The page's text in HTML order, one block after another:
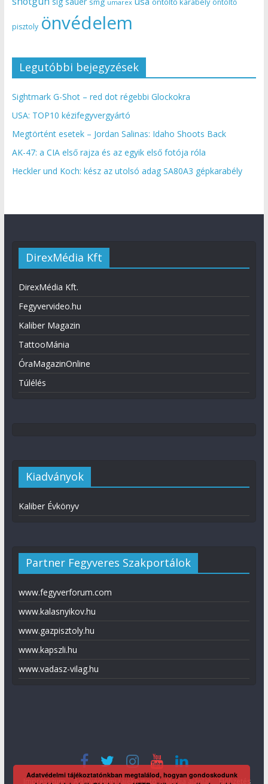
umarex öntöltő
pisztoly önvédelem
Legutóbbi bejegyzések
Sightmark G-Shot – red dot régebbi Glockokra
USA: TOP10 kézifegyvergyártó
Megtörtént esetek – Jordan Salinas: Idaho Shoots Back
AK-47: a CIA első rajza és az egyik első fotója róla
Heckler und Koch: kész az utolsó adag SA80A3 gépkarabély
DirexMédia Kft
DirexMédia Kft.
Fegyvervideo.hu
Kaliber Magazin
TattooMánia
ÓraMagazinOnline
Túlélés
Kiadványok
Kaliber Évkönyv
Partner Fegyveres Szakportálok
www.fegyverforum.com
www.kalasnyikov.hu
www.gazpisztoly.hu
www.kapszli.hu
www.vadasz-vilag.hu
Impresszum Adatvédelmi tájékoztató Média ajánlat Előfizetés
Adatvédelmi tájékoztatónkban megtalálod, hogyan gondoskodunk